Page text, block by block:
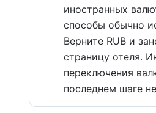
иностранных
способы обычно
Верните RUB и
страницу отеля.
переключения
последнем шаге